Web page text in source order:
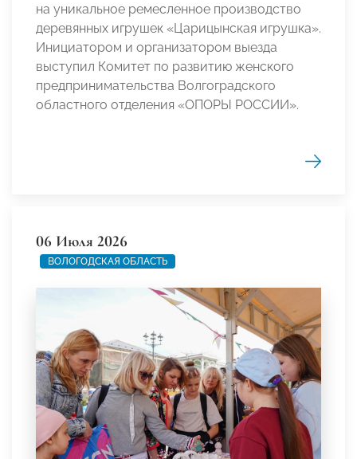
на уникальное ремесленное производство
деревянных игрушек «Царицынская игрушка».
Инициатором и организатором выезда
выступил Комитет по развитию женского
предпринимательства Волгоградского
областного отделения «ОПОРЫ РОССИИ».
06 Июля 2026
ВОЛОГОДСКАЯ ОБЛАСТЬ